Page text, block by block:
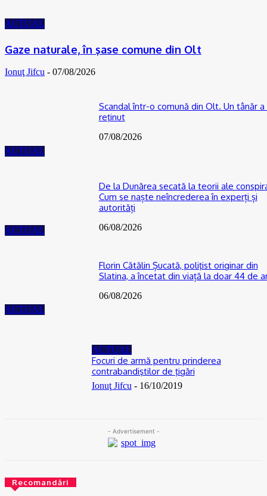
ACTUAL
Gaze naturale, în şase comune din Olt
Ionuţ Jifcu - 07/08/2026
ACTUAL
Scandal într-o comună din Olt. Un tânăr
reţinut
07/08/2026
ACTUAL
De la Dunărea secată la teorii ale
Cum se naște neîncrederea în experți și
autorități
06/08/2026
ACTUAL
Florin Cătălin Șucată, poliţist originar din
Slatina, a încetat din viață la doar 44 de
06/08/2026
ACTUAL
Focuri de armă pentru prinderea
contrabandiştilor de ţigări
Ionuţ Jifcu - 16/10/2019
- Advertisement -
Recomandări